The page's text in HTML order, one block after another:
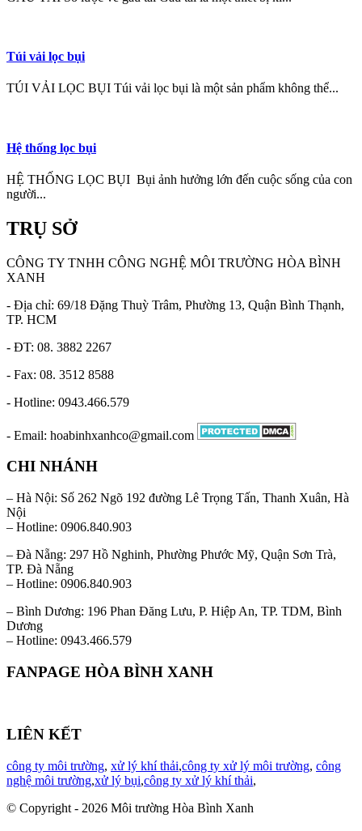
Túi vải lọc bụi
TÚI VẢI LỌC BỤI Túi vải lọc bụi là một sản phẩm không thể...
Hệ thống lọc bụi
HỆ THỐNG LỌC BỤI Bụi ảnh hưởng lớn đến cuộc sống của con
người...
TRỤ SỞ
CÔNG TY TNHH CÔNG NGHỆ MÔI TRƯỜNG HÒA BÌNH
XANH
- Địa chỉ: 69/18 Đặng Thuỳ Trâm, Phường 13, Quận Bình Thạnh,
TP. HCM
- ĐT: 08. 3882 2267
- Fax: 08. 3512 8588
- Hotline: 0943.466.579
- Email: hoabinhxanhco@gmail.com
CHI NHÁNH
– Hà Nội: Số 262 Ngõ 192 đường Lê Trọng Tấn, Thanh Xuân, Hà
Nội
– Hotline: 0906.840.903
– Đà Nẵng: 297 Hồ Nghinh, Phường Phước Mỹ, Quận Sơn Trà,
TP. Đà Nẵng
– Hotline: 0906.840.903
– Bình Dương: 196 Phan Đăng Lưu, P. Hiệp An, TP. TDM, Bình
Dương
– Hotline: 0943.466.579
FANPAGE HÒA BÌNH XANH
LIÊN KẾT
công ty môi trường, xử lý khí thải,công ty xử lý môi trường, công
nghệ môi trường,xử lý bụi,công ty xử lý khí thải,
© Copyright - 2026 Môi trường Hòa Bình Xanh